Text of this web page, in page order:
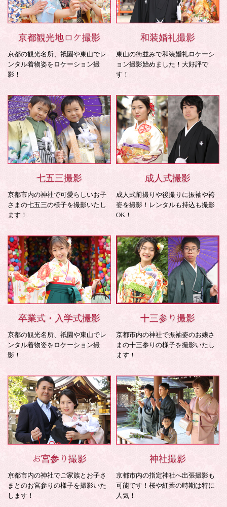
京都観光地ロケ撮影
京都の観光名所、祇園や東山でレ
ンタル着物姿をロケーション撮
影！
和装婚礼撮影
東山の街並みで和装婚礼ロケーシ
ョン撮影始めました！大好評で
す！
七五三撮影
京都市内の神社で可愛らしいお子
さまの七五三の様子を撮影いたし
ます！
成人式撮影
成人式前撮りや後撮りに振袖や袴
姿を撮影！レンタルも持込も撮影
OK！
卒業式・入学式撮影
京都の観光名所、祇園や東山でレ
ンタル着物姿をロケーション撮
影！
十三参り撮影
京都市内の神社で振袖姿のお嬢さ
まの十三参りの様子を撮影いたし
ます！
お宮参り撮影
京都市内の神社でご家族とお子さ
まとのお宮参りの様子を撮影いた
します！
神社撮影
京都市内の指定神社へ出張撮影も
可能です！桜や紅葉の時期は特に
人気！